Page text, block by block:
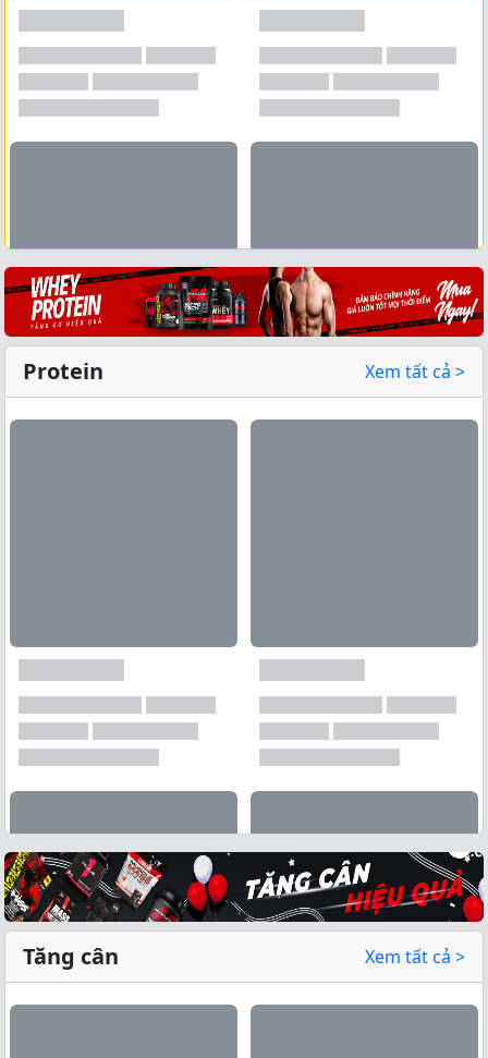
Xem tất cả →
Protein Xem tất cả >
Tăng cân Xem tất cả >